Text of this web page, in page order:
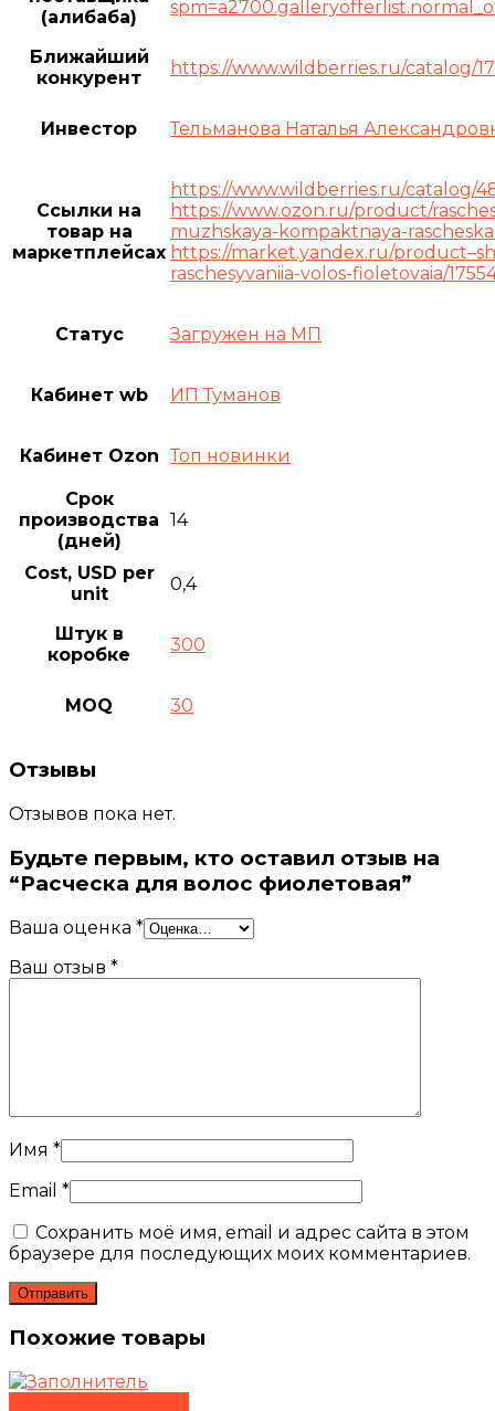
(алибаба)
Ближайший
конкурент
https://www.wildberries.ru/catalog/
Инвестор Тельманова Наталья
Ссылки на
товар на
маркетплейсах
https://www.wildberries.ru/catalog/
https://www.ozon.ru/product/
muzhskaya-kompaktnaya-
https://market.yandex.ru/
raschesyvaniia-volos-fioletovaia/
Статус Загружен на МП
Кабинет wb ИП Туманов
Кабинет Ozon Топ новинки
Срок
производства
(дней)
14
Cost, USD per
unit
0,4
Штук в
коробке
300
MOQ 30
Отзывы
Отзывов пока нет.
Будьте первым, кто оставил отзыв на
“Расческа для волос фиолетовая”
Ваша оценка *
Ваш отзыв *
Имя *
Email *
Сохранить моё имя, email и адрес сайта в этом
браузере для последующих моих комментариев.
Похожие товары